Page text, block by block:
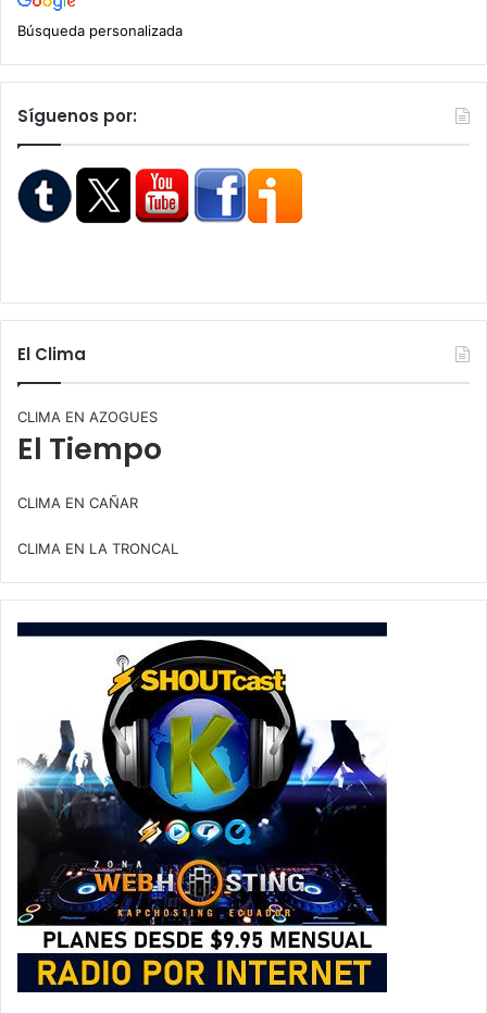
Búsqueda personalizada
Síguenos por:
El Clima
CLIMA EN AZOGUES
El Tiempo
CLIMA EN CAÑAR
CLIMA EN LA TRONCAL